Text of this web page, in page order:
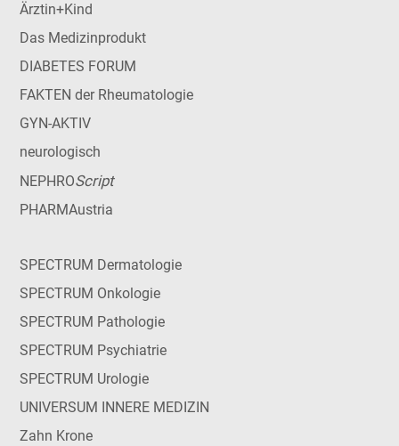
Ärztin+Kind
Das Medizinprodukt
DIABETES FORUM
FAKTEN der Rheumatologie
GYN-AKTIV
neurologisch
NEPHROScript
PHARMAustria
SPECTRUM Dermatologie
SPECTRUM Onkologie
SPECTRUM Pathologie
SPECTRUM Psychiatrie
SPECTRUM Urologie
UNIVERSUM INNERE MEDIZIN
Zahn Krone